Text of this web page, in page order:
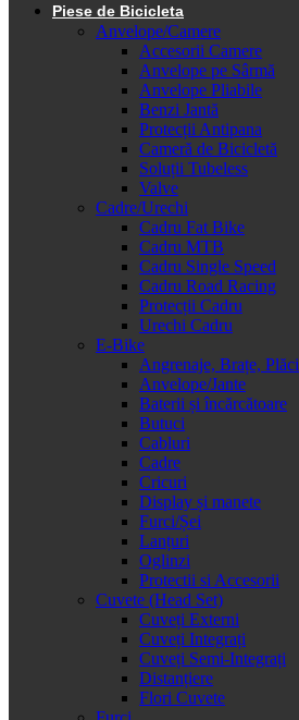
Piese de Bicicleta
Anvelope/Camere
Accesorii Camere
Anvelope pe Sârmă
Anvelope Pliabile
Benzi Jantă
Protecții Antipana
Cameră de Bicicletă
Soluții Tubeless
Valve
Cadre/Urechi
Cadru Fat Bike
Cadru MTB
Cadru Single Speed
Cadru Road Racing
Protecții Cadru
Urechi Cadru
E-Bike
Angrenaje, Brațe, Plăci
Anvelope/Jante
Baterii și încărcătoare
Butuci
Cabluri
Cadre
Cricuri
Display și manete
Furci/Șei
Lanțuri
Oglinzi
Protectii si Accesorii
Cuvete (Head Set)
Cuveți Externi
Cuveți Integrați
Cuveți Semi-Integrați
Distanțiere
Flori Cuvete